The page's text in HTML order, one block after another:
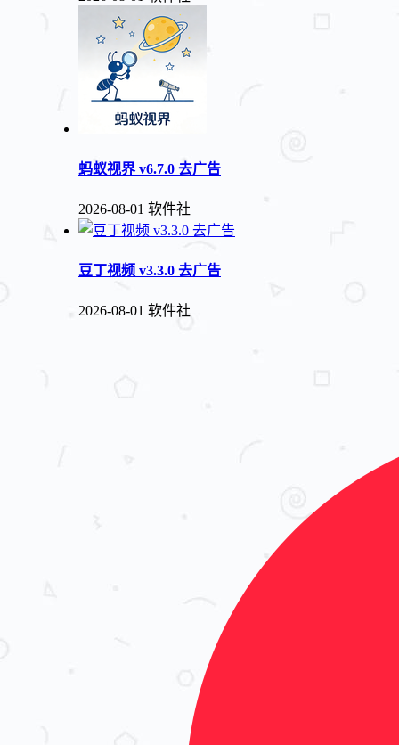
蚂蚁视界 v6.7.0 去广告
2026-08-01 软件社
豆丁视频 v3.3.0 去广告
2026-08-01 软件社